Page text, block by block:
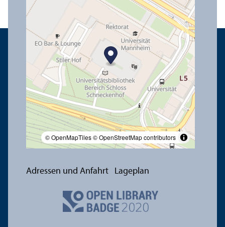
© OpenMapTiles© OpenStreetMap contributors
Adressen und Anfahrt Lageplan